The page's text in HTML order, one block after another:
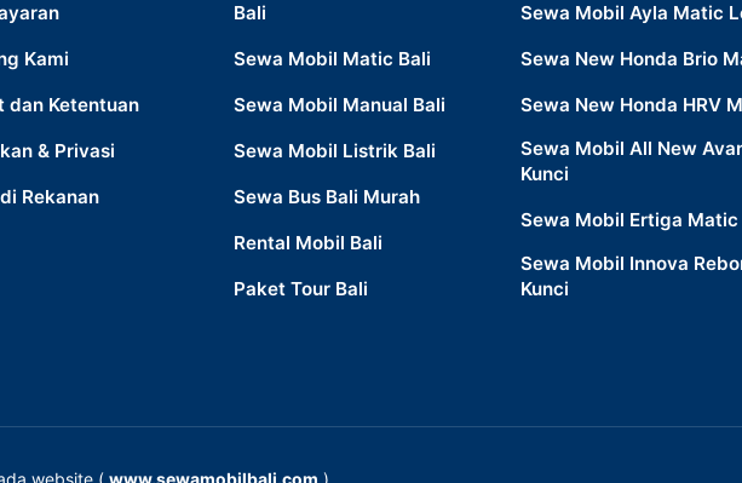
Kami
dan Ketentuan
& Privasi
Rekanan
Bali
Sewa Mobil Matic Bali
Sewa Mobil Manual Bali
Sewa Mobil Listrik Bali
Sewa Bus Bali Murah
Rental Mobil Bali
Paket Tour Bali
Sewa Mobil Ayla Matic
Sewa New Honda Brio
Sewa New Honda HRV
Sewa Mobil All New
Kunci
Sewa Mobil Ertiga Matic
Sewa Mobil Innova
Kunci
website ( www.sewamobilbali.com )